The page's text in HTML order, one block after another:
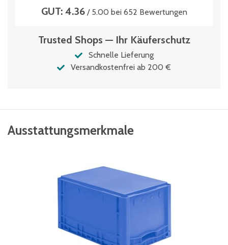
GUT: 4.36/ 5.00 bei 652 Bewertungen
Trusted Shops — Ihr Käuferschutz
Schnelle Lieferung
Versandkostenfrei ab 200 €
Ausstattungsmerkmale